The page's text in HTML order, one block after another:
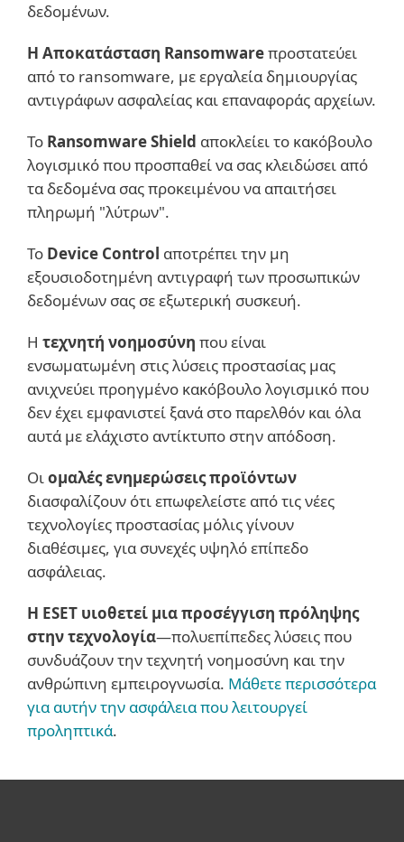
δεδομένων.
Η Αποκατάσταση Ransomwareπροστατεύει
από το ransomware, με εργαλεία δημιουργίας
αντιγράφων ασφαλείας και επαναφοράς αρχείων.
Το Ransomware Shield αποκλείει το κακόβουλο
λογισμικό που προσπαθεί να σας κλειδώσει από
τα δεδομένα σας προκειμένου να απαιτήσει
πληρωμή "λύτρων".
Το Device Control αποτρέπει την μη
εξουσιοδοτημένη αντιγραφή των προσωπικών
δεδομένων σας σε εξωτερική συσκευή.
Η τεχνητή νοημοσύνη που είναι
ενσωματωμένη στις λύσεις προστασίας μας
ανιχνεύει προηγμένο κακόβουλο λογισμικό που
δεν έχει εμφανιστεί ξανά στο παρελθόν και όλα
αυτά με ελάχιστο αντίκτυπο στην απόδοση.
Οιομαλές ενημερώσεις προϊόντων
διασφαλίζουν ότι επωφελείστε από τις νέες
τεχνολογίες προστασίας μόλις γίνουν
διαθέσιμες, για συνεχές υψηλό επίπεδο
ασφάλειας.
Η ESET υιοθετεί μια προσέγγιση πρόληψης
στην τεχνολογία—πολυεπίπεδες λύσεις που
συνδυάζουν την τεχνητή νοημοσύνη και την
ανθρώπινη εμπειρoγνωσία. Μάθετε περισσότερα
για αυτήν την ασφάλεια που λειτουργεί
προληπτικά.